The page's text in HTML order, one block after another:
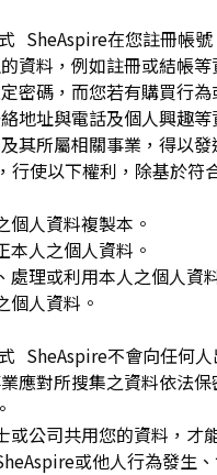
SheAspire在您註冊帳
資料，例如註冊或結帳
密碼，而您若有購買行
地址與電話及個人興趣
其所屬相關事業，得以
行使以下權利，除基於
個人資料複製本。
本人之個人資料。
處理或利用本人之個人資
個人資料。
SheAspire不會向任何
應對所搜集之資料依法
或公司共用您的資料，
或他人行為發生